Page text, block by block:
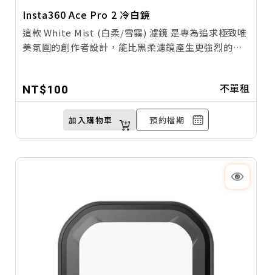
Insta360 Ace Pro 2 冷白鏡
這款 White Mist (白柔/雪霧) 濾鏡 是專為追求極致唯
美氛圍的創作者設計，能比黑柔濾鏡產生更強烈的白
感與夢幻朦朧美的獨特畫面。
NT$100 不單租
加入購物車 預約檔期